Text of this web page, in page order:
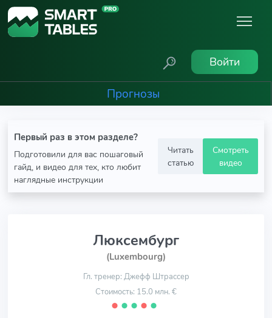
Войти
Прогнозы
Первый раз в этом разделе?
Подготовили для вас пошаговый
гайд, и видео для тех, кто любит
наглядные инструкции
Читать
статью
Смотреть
видео
Люксембург
(Luxembourg)
Гл. тренер: Джефф Штрассер
Стоимость: 15.0 млн. €
⬤ ⬤ ⬤ ⬤ ⬤